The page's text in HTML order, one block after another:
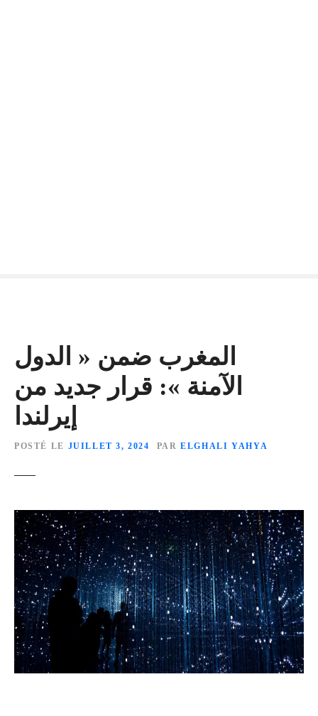
المغرب ضمن « الدول
الآمنة »: قرار جديد من
إيرلندا
POSTÉ LE JUILLET 3, 2024 PAR ELGHALI YAHYA